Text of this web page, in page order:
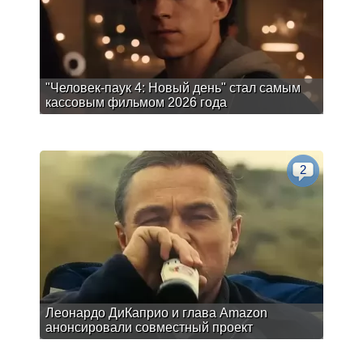
"Человек-паук 4: Новый день" стал самым
кассовым фильмом 2026 года
Леонардо ДиКаприо и глава Amazon
анонсировали совместный проект
2